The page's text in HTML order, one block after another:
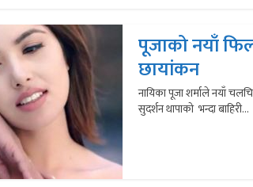
पूजाको नयाँ
छायांकन
नायिका पूजा शर्माले नयाँ
सुदर्शन थापाको भन्दा बाहिरी...